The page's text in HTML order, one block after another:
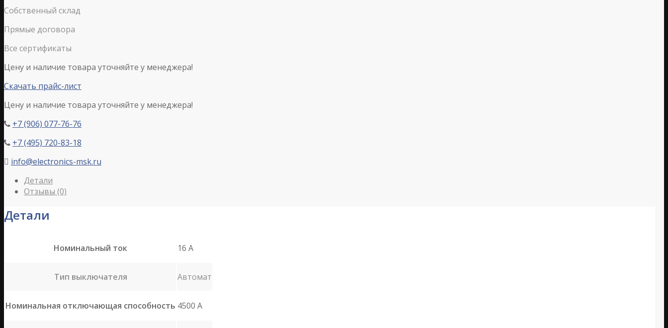
Собственный склад
Прямые договора
Все сертификаты
Цену и наличие товара уточняйте у менеджера!
Скачать прайс-лист
Цену и наличие товара уточняйте у менеджера!
 +7 (906) 077-76-76
 +7 (495) 720-83-18
 info@electronics-msk.ru
Детали
Отзывы (0)
Детали
Номинальный ток 16 A
Тип выключателя Автомат
Номинальная отключающая способность 4500 А